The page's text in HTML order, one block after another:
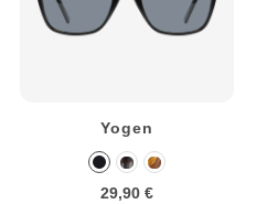
Yogen
29,90 €